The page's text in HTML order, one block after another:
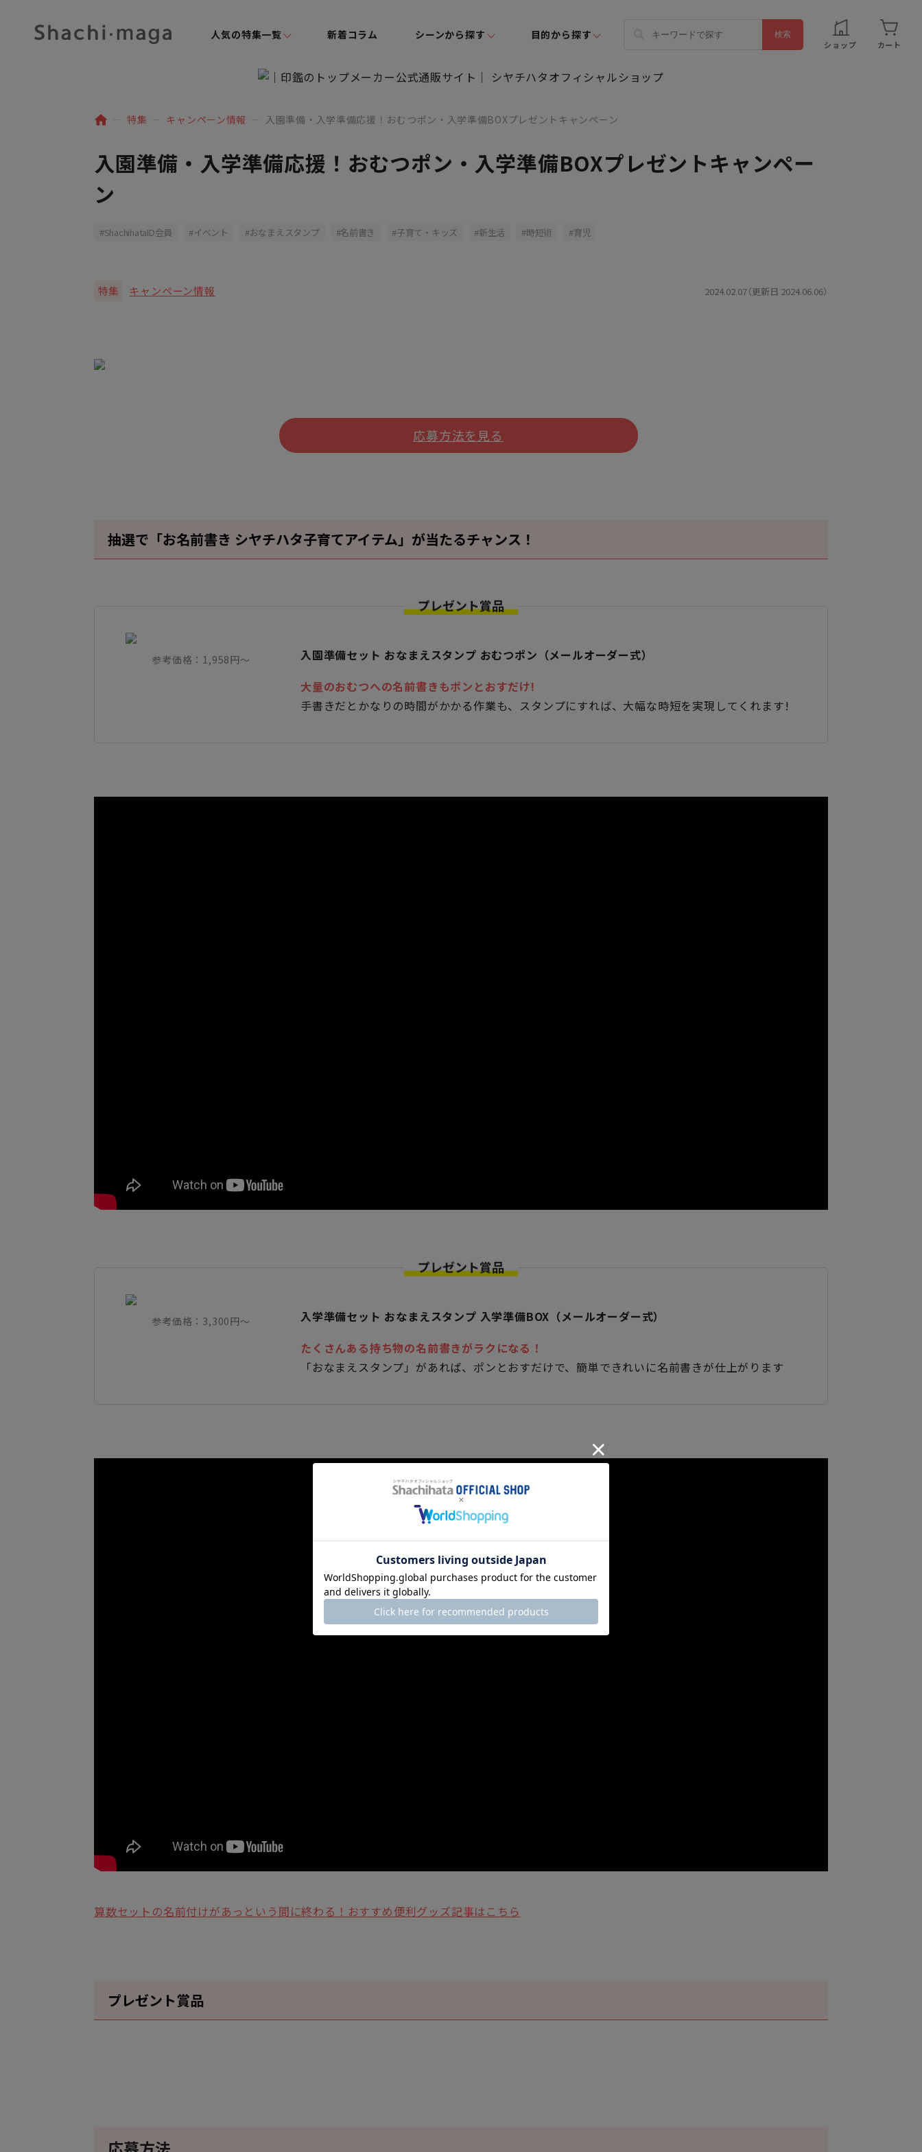
人気の特集一覧 新着コラム シーンから探す 目的から探す
ショップ カート
特集 キャンペーン情報 入園準備・入学準備応援！おむつポン・入学準備BOXプレゼントキャンペーン
入園準備・入学準備応援！おむつポン・入学準備BOXプレゼントキャンペー
ン
ShachihataID会員 イベント おなまえスタンプ 名前書き 子育て・キッズ 新生活 時短術 育児
特集 キャンペーン情報 2024.02.07（更新日 2024.06.06）
応募方法を見る
抽選で「お名前書き シヤチハタ子育てアイテム」が当たるチャンス！
プレゼント賞品
参考価格：1,958円～
入園準備セット おなまえスタンプ おむつポン（メールオーダー式）
大量のおむつへの名前書きもポンとおすだけ!
手書きだとかなりの時間がかかる作業も、スタンプにすれば、大幅な時短を実現してくれます!
プレゼント賞品
参考価格：3,300円～
入学準備セット おなまえスタンプ 入学準備BOX（メールオーダー式）
たくさんある持ち物の名前書きがラクになる！
「おなまえスタンプ」があれば、ポンとおすだけで、簡単できれいに名前書きが仕上がります
算数セットの名前付けがあっという間に終わる！おすすめ便利グッズ記事はこちら
プレゼント賞品